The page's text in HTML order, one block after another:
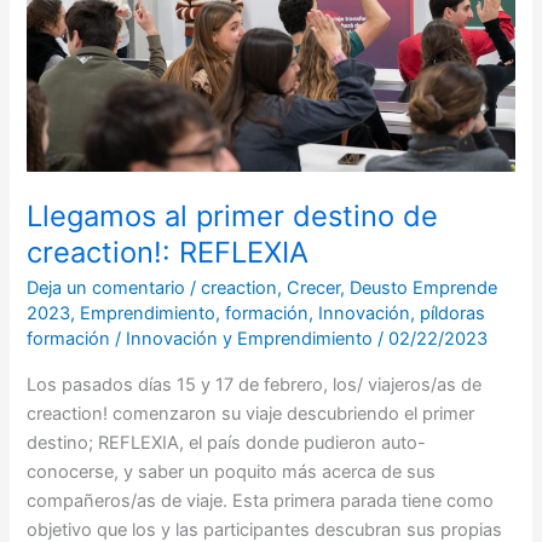
Llegamos al primer destino de
creaction!: REFLEXIA
Deja un comentario /creaction,Crecer, Deusto Emprende
2023, Emprendimiento,formación, Innovación, píldoras
formación / Innovación y Emprendimiento/02/22/2023
Los pasados días 15 y 17 de febrero, los/ viajeros/as de
creaction! comenzaron su viaje descubriendo el primer
destino; REFLEXIA, el país donde pudieron auto-
conocerse, y saber un poquito más acerca de sus
compañeros/as de viaje. Esta primera parada tiene como
objetivo que los y las participantes descubran sus propias
creaction!:
REFLEXIA